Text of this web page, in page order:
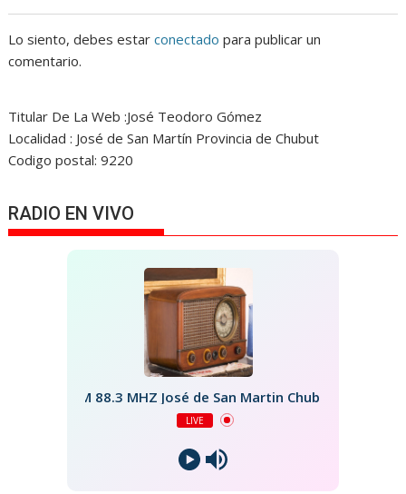
Lo siento, debes estarconectado para publicar un
comentario.
Titular De La Web :José Teodoro Gómez
Localidad : José de San Martín Provincia de Chubut
Codigo postal: 9220
RADIO EN VIVO
FM 88.3 MHZ José de San Martin Chubut
LIVE